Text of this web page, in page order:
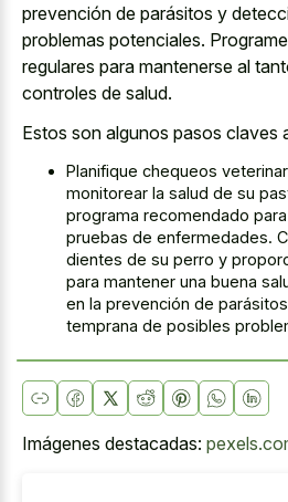
prevención de parásitos y
problemas potenciales.
regulares para mantenerse al
controles de salud.
Estos son algunos pasos claves
Planifique chequeos
monitorear la salud de su
programa recomendado
pruebas de enfermedades.
dientes de su perro y
para mantener una buena
en la prevención de
temprana de posibles
Imágenes destacadas: